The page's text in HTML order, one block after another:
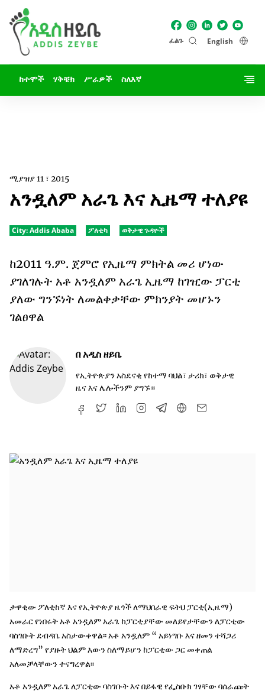
ፈልጉ English
ከተሞች ሃቅቼክ ሥራዎች ስለእኛ
ሚያዝያ 11 ፣ 2015
አንዷለም አራጌ እና ኢዜማ ተለያዩ
City:Addis Ababa ፖለቲካ ወቅታዊ ጉዳዮች
ከ2011 ዓ.ም. ጀምሮ የኢዜማ ምክትል መሪ ሆነው
ያገለገሉት አቶ አንዷለም አራጌ ኢዜማ ከገዢው ፓርቲ
ያለው ግንኙነት ለመልቀቃቸው ምክንያት መሆኑን
ገልፀዋል
በአዲስ ዘይቤ
የኢትዮጵያን አስደናቂ የከተማ ባህል፣ ታሪክ፣ ወቅታዊ
ዜና እና ሌሎችንም ያግኙ።
ታዋቂው ፖለቲከኛ እና የኢትዮጵያ ዜጎች ለማህበራዊ ፍትህ ፓርቲ(ኢዜማ)
አመራር የነበሩት አቶ አንዷለም አራጌ ከፓርቲያቸው መለይየታቸውን ለፓርቲው
ባስገቡት ደብዳቤ አስታውቀዋል፡፡ አቶ አንዷለም “ አይነግቡ እና ዘመን ተሻጋሪ
ለማድረግ” የያዙት ህልም እውን ስለማይሆን ከፓርቲው ጋር መቀጠል
አለመቻላቸውን ተናግረዋል፡፡
አቶ አንዷለም አራጌ ለፓርቲው ባስገቡት እና በይፋዊ የፌስቡክ ገፃቸው ባሰራጩት